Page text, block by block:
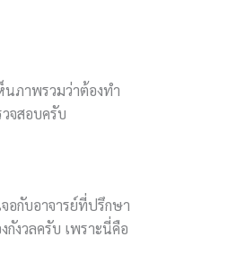
ภาพรวมว่าต้องทำ
จสอบครับ
อกับอาจารย์ที่ปรึกษา
งวลครับ เพราะนี่คือ